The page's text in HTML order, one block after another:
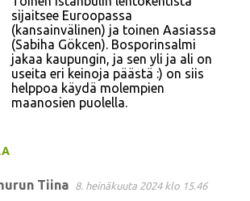
sijaitsee Euroopassa
(kansainvälinen) ja toinen Aasiassa
(Sabiha Gökcen). Bosporinsalmi
jakaa kaupungin, ja sen yli ja ali on
useita eri keinoja päästä :) on siis
helppoa käydä molempien
maanosien puolella.
Tiina 8. heinäkuuta 2024 klo 15.46